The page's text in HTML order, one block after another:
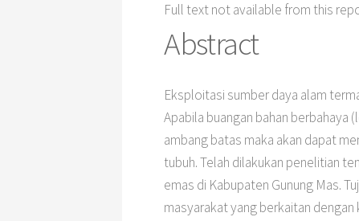
Full text not available from this
Abstract
Eksploitasi sumber daya alam
Apabila buangan bahan berbahaya
ambang batas maka akan dapat
tubuh. Telah dilakukan penelitian
emas di Kabupaten Gunung Mas.
masyarakat yang berkaitan